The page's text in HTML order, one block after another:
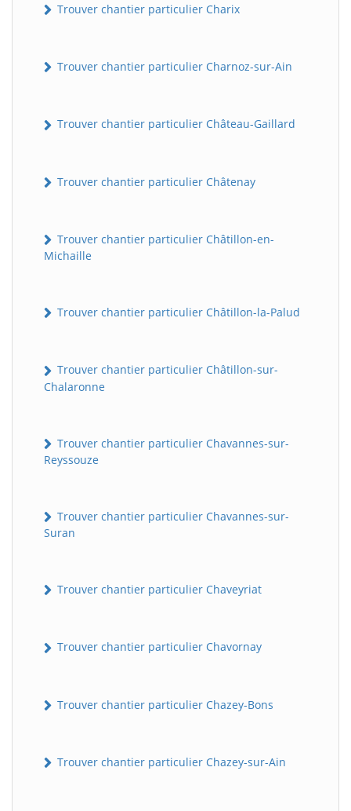
Trouver chantier particulier Charix
Trouver chantier particulier Charnoz-sur-Ain
Trouver chantier particulier Château-Gaillard
Trouver chantier particulier Châtenay
Trouver chantier particulier Châtillon-en-
Michaille
Trouver chantier particulier Châtillon-la-Palud
Trouver chantier particulier Châtillon-sur-
Chalaronne
Trouver chantier particulier Chavannes-sur-
Reyssouze
Trouver chantier particulier Chavannes-sur-
Suran
Trouver chantier particulier Chaveyriat
Trouver chantier particulier Chavornay
Trouver chantier particulier Chazey-Bons
Trouver chantier particulier Chazey-sur-Ain